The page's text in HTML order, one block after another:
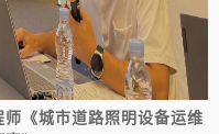
师《城市道路照明设备运维